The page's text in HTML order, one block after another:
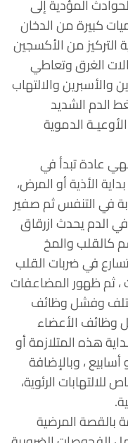
المؤدية إلى
كبيرة من الدخان
التركيز من الأكسجين
الغرق وتعاطي
والأسبرين والالتهاب
الدم الشديد
الدموية
عادة تبدأ في
الأذية أو المرض،
في التنفس ثم صفير
الدم يحدث ازرقاق
كالقلب والمخ
في ضربات القلب
ثم ظهور المضاعفات
وفشل وظائف
وظائف الأعضاء
هذه المتلازمة أو
، وبالإضافة
الرئوية،
بالقصة المرضية